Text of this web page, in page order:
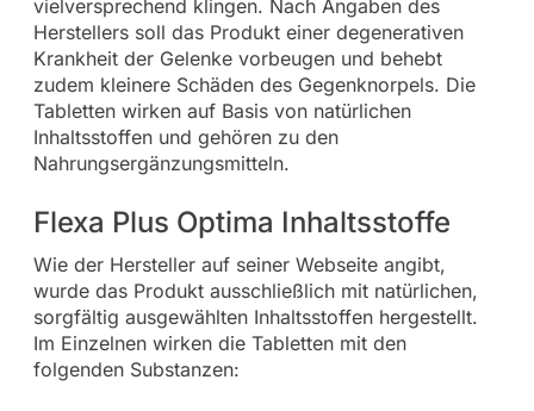
vielversprechend klingen. Nach Angaben des
Herstellers soll das Produkt einer degenerativen
Krankheit der Gelenke vorbeugen und behebt
zudem kleinere Schäden des Gegenknorpels. Die
Tabletten wirken auf Basis von natürlichen
Inhaltsstoffen und gehören zu den
Nahrungsergänzungsmitteln.
Flexa Plus Optima Inhaltsstoffe
Wie der Hersteller auf seiner Webseite angibt,
wurde das Produkt ausschließlich mit natürlichen,
sorgfältig ausgewählten Inhaltsstoffen hergestellt.
Im Einzelnen wirken die Tabletten mit den
folgenden Substanzen: